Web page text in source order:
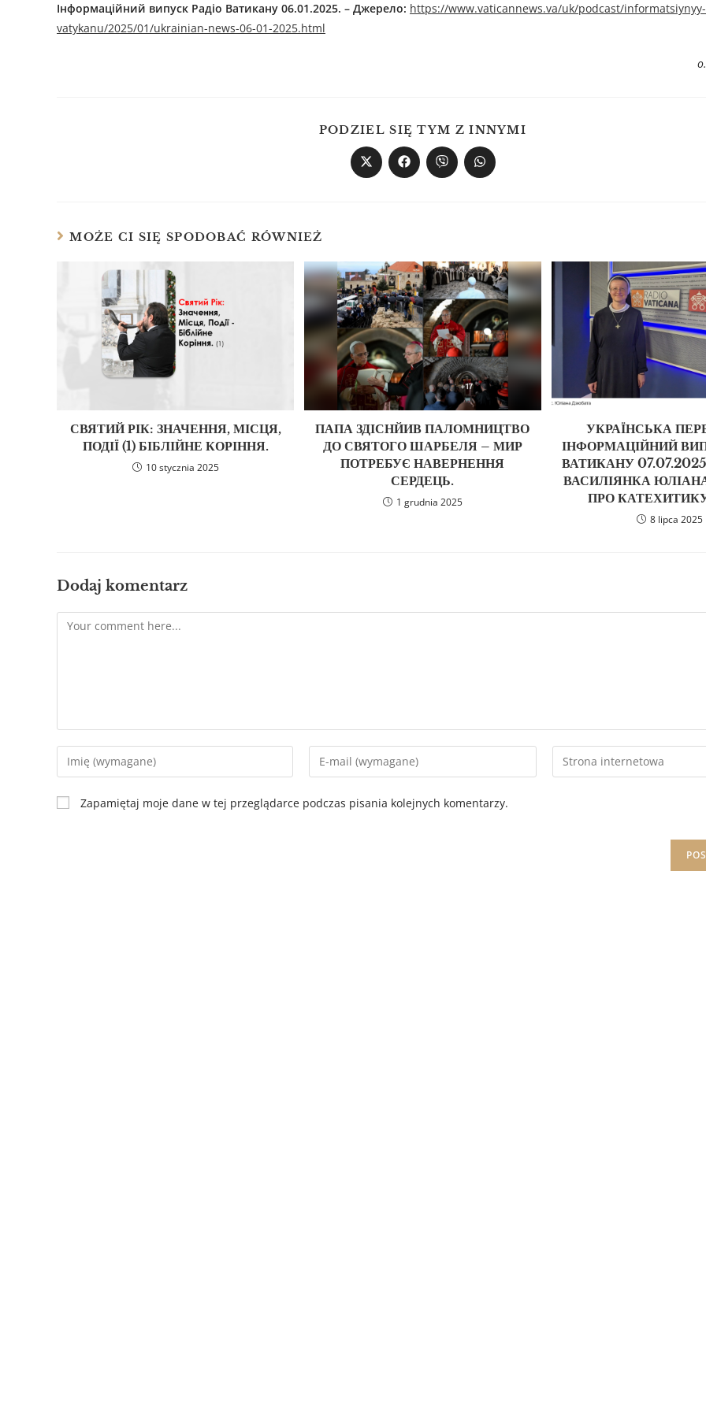
Інформаційний випуск Радіо Ватикану 06.01.2025. – Джерелo: https://www.vaticannews.va/uk/podcast/
vatykanu/2025/01/ukrainian-news-06-01-2025.html
PODZIEL SIĘ TYM Z INNYMI
MOŻE CI SIĘ SPODOBAĆ RÓWNIEŻ
СВЯТИЙ РІК: ЗНАЧЕННЯ, МІСЦЯ,
ПОДІЇ (1) БІБЛІЙНЕ КОРІННЯ.
10 stycznia 2025
ПАПА ЗДІСНЙИВ ПАЛОМНИЦТВО
ДО СВЯТОГО ШАРБЕЛЯ – МИР
ПОТРЕБУЄ НАВЕРНЕННЯ
СЕРДЕЦЬ.
1 grudnia 2025
УКРАЇНСЬКА
ІНФОРМАЦІЙНИЙ
ВАТИКАНУ
ВАСИЛІЯНКА
ПРО КАТЕХИТИКУ
8 lipca 2025
Dodaj komentarz
Zapamiętaj moje dane w tej przeglądarce podczas pisania kolejnych komentarzy.